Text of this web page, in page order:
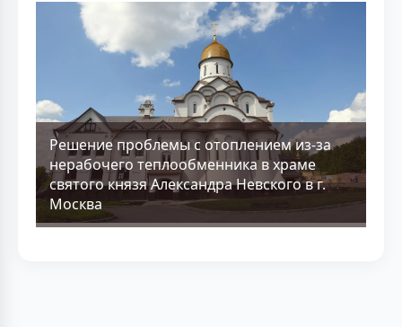
Решение проблемы с отоплением из-за
нерабочего теплообменника в храме
святого князя Александра Невского в г.
Москва